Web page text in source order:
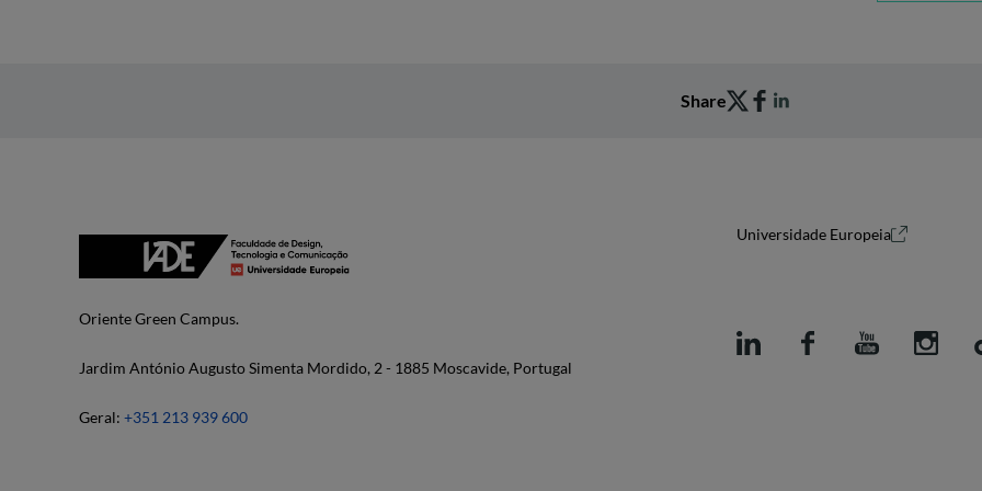
Share
Oriente Green Campus.
Jardim António Augusto Simenta Mordido, 2 - 1885 Moscavide, Portugal
Geral: +351 213 939 600
Universidade Europeia